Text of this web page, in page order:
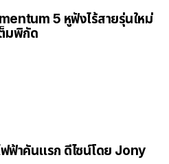
5 หูฟังไร้สายรุ่นใหม่
มพิกัด
ฟ้าคันแรก ดีไซน์โดย Jony